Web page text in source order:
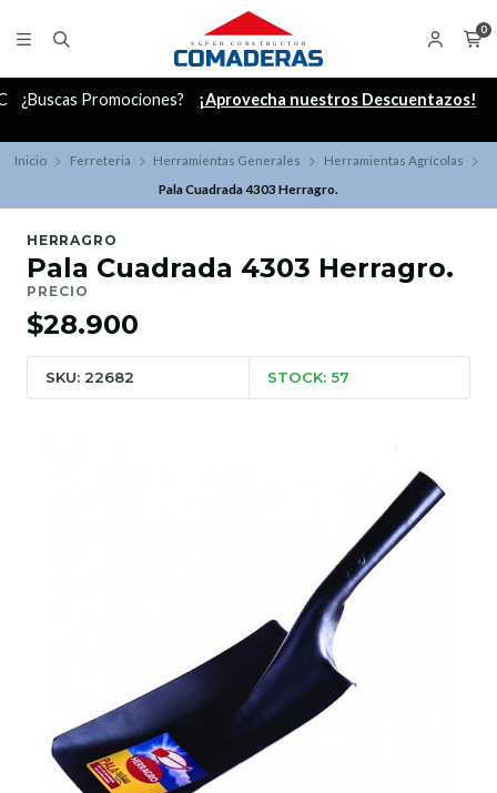
0
¿Buscas Promociones? ¡Aprovecha nuestros Descuentazos!
Inicio Ferreteria Herramientas Generales
Herramientas Agrícolas
Pala Cuadrada 4303 Herragro.
HERRAGRO
Pala Cuadrada 4303 Herragro.
PRECIO
$28.900
SKU: 22682 STOCK: 57